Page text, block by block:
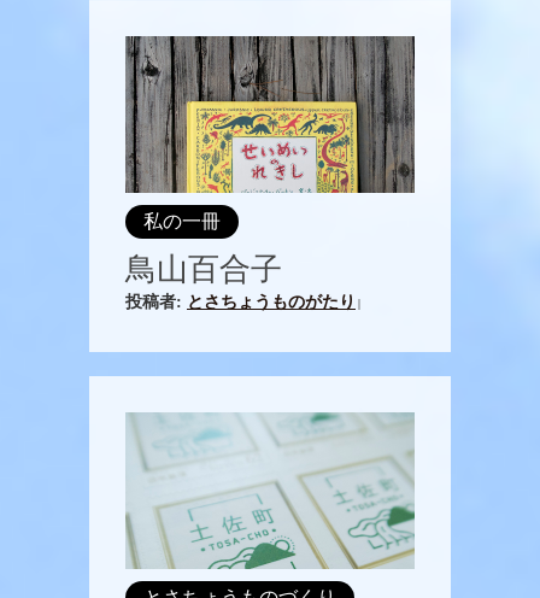
私の一冊
鳥山百合子
投稿者: とさちょうものがたり